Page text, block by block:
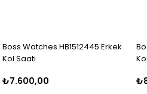
Boss Watches HB1512445 Erkek
Kol Saati
₺7.600,00